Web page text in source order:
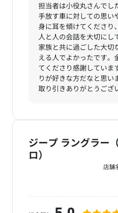
担当者は小役丸さんでし
手放す車に対しての思い
身に耳を傾けてくださり
人と人の会話を大切にし
家族と共に過ごした大切
える人でよかったです。
てくださり感謝していま
りが好きな方だなと思い
取り引きありがとうござ
ジープ ラングラー
ロ）
店舗